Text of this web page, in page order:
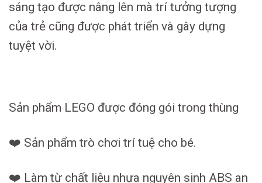
sáng tạo được nâng lên mà trí tưởng tượng
của trẻ cũng được phát triển và gây dựng
tuyệt vời.
Sản phẩm LEGO được đóng gói trong thùng
❤️ Sản phẩm trò chơi trí tuệ cho bé.
❤️ Làm từ chất liệu nhựa nguyên sinh ABS an